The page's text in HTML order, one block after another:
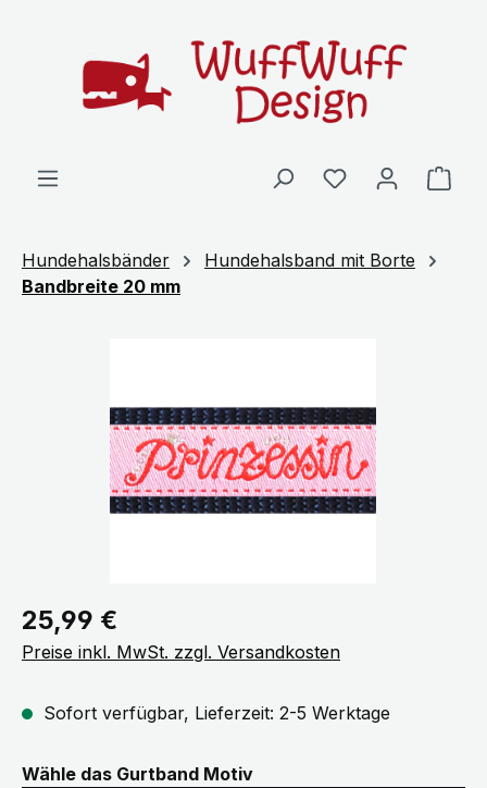
Hundehalsbänder
Hundehalsband mit Borte
Bandbreite 20 mm
Regulärer Preis:
25,99 €
Preise inkl. MwSt. zzgl. Versandkosten
Sofort verfügbar, Lieferzeit: 2-5 Werktage
Wähle das Gurtband Motivauswählen